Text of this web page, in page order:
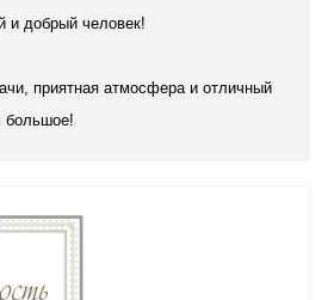
и добрый человек!
приятная атмосфера и отличный
большое!